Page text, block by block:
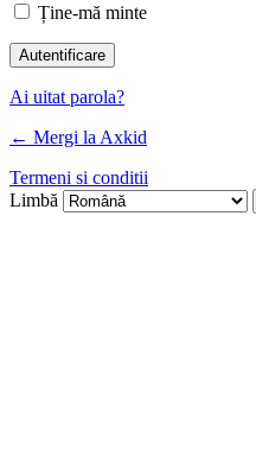
Ține-mă minte
Ai uitat parola?
← Mergi la Axkid
Termeni si conditii
Limbă